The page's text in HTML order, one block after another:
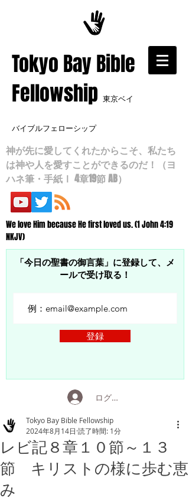
​Tokyo Bay Bible
Fellowship 東京ベイ
バイブルフェローシップ
神が先に愛してくれたからこそ、私たち
は神や人を愛すことができるのだ！（ヨ
ハネ筆・手紙Ⅰ 4章19節 AB）
We love Him because He first loved us. (1 John 4:19
NKJV)
「今日の聖書の御言葉」に登録して、メ
ールで受け取る！
登録
ログイン
レビ記８章１０節～１３
節 キリストの様に歩む恵
み
Tokyo Bay Bible Fellowship
2024年8月14日 読了時間: 1分